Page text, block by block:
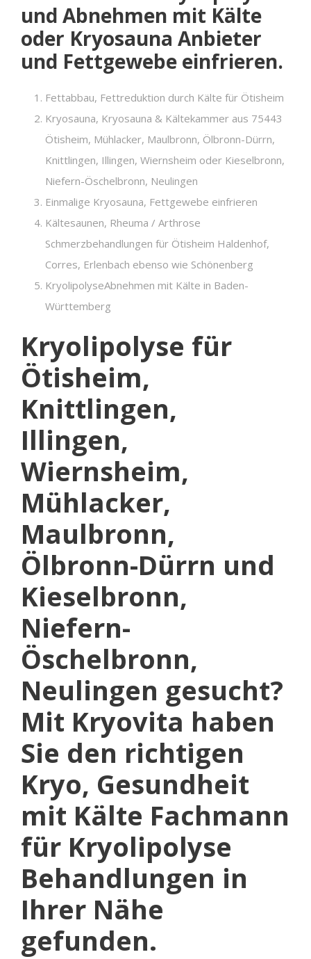
und Abnehmen mit Kälte
oder Kryosauna Anbieter
und Fettgewebe einfrieren.
Fettabbau, Fettreduktion durch Kälte für Ötisheim
Kryosauna, Kryosauna & Kältekammer aus 75443
Ötisheim, Mühlacker, Maulbronn, Ölbronn-Dürrn,
Knittlingen, Illingen, Wiernsheim oder Kieselbronn,
Niefern-Öschelbronn, Neulingen
Einmalige Kryosauna, Fettgewebe einfrieren
Kältesaunen, Rheuma / Arthrose
Schmerzbehandlungen für Ötisheim Haldenhof,
Corres, Erlenbach ebenso wie Schönenberg
KryolipolyseAbnehmen mit Kälte in Baden-
Württemberg
Kryolipolyse für
Ötisheim,
Knittlingen,
Illingen,
Wiernsheim,
Mühlacker,
Maulbronn,
Ölbronn-Dürrn und
Kieselbronn,
Niefern-
Öschelbronn,
Neulingen gesucht?
Mit Kryovita haben
Sie den richtigen
Kryo, Gesundheit
mit Kälte Fachmann
für Kryolipolyse
Behandlungen in
Ihrer Nähe
gefunden.